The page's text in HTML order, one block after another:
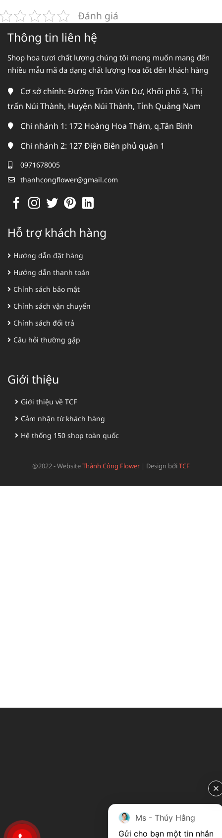
Đánh giá
Thông tin liên hệ
Shop hoa tươi chất lượng chúng tôi mong muốn mang đến
nhiều mẫu mã đa dạng chất lượng hoa tốt đến khách hàng
Cơ sở chính: Đường Trần Văn Dư, Khối phố 3, Thị
trấn Núi Thành, Huyện Núi Thành, Tỉnh Quảng Nam
Chi nhánh 1: 172 Hoàng Hoa Thám, q.Tân Bình
Chi nhánh 2: 127 Điện Biên phủ quận 1
0971678005
thanhcongflower@gmail.com
Hỗ trợ khách hàng
Hướng dẫn đặt hàng
Hướng dẫn thanh toán
Chính sách bảo mật
Chính sách vận chuyển
Chính sách đổi trả
Câu hỏi thường gặp
Giới thiệu
Giới thiệu về TCF
Cảm nhận từ khách hàng
Hệ thống 150 shop toàn quốc
@2022 - WebsiteThành Công Flower | Design bởiTCF
Ms - Thúy Hằng
Gửi cho bạn một tin nhắn